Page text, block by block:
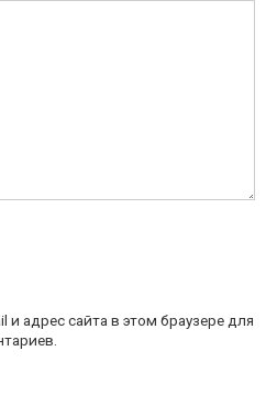
и адрес сайта в этом браузере для